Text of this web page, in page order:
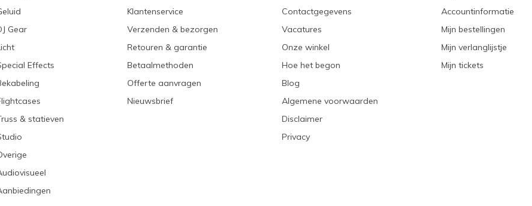
Gear
Effects
& statieven
Klantenservice
Verzenden & bezorgen
Retouren & garantie
Betaalmethoden
Offerte aanvragen
Nieuwsbrief
Contactgegevens
Vacatures
Onze winkel
Hoe het begon
Blog
Algemene voorwaarden
Disclaimer
Privacy
Accountinformatie
Mijn bestellingen
Mijn verlanglijstje
Mijn tickets